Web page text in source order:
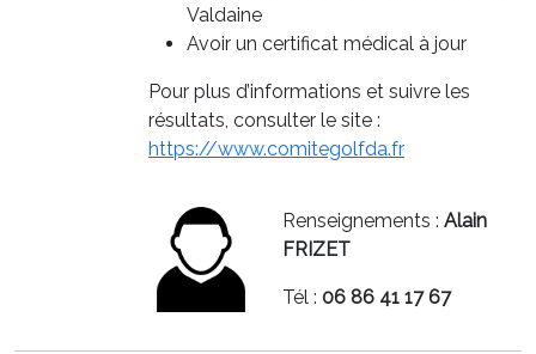
Valdaine
Avoir un certificat médical à jour
Pour plus d’informations et suivre les
résultats, consulter le site :
https://www.comitegolfda.fr
Renseignements :Alain
FRIZET
Tél :06 86 41 17 67